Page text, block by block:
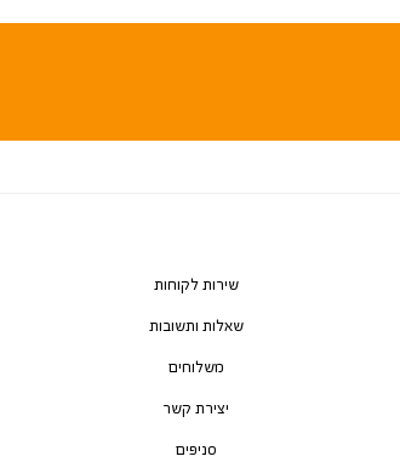
שירות לקוחות
שאלות ותשובות
משלוחים
יצירת קשר
סניפים